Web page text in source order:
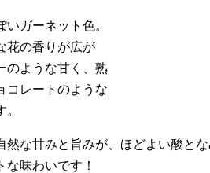
ガーネット色。
花の香りが広が
のような甘く、熟
コレートのような
然な甘みと旨みが、ほどよい酸と
な味わいです！